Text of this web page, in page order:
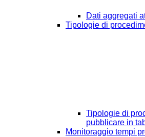
Dati aggregati
Tipologie di
Tipologie di
pubblicare in
Monitoraggio tempi